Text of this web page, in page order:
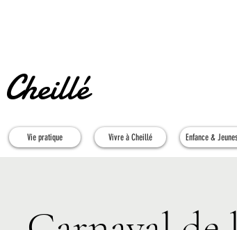
Vie pratique Vivre à Cheillé Enfance &